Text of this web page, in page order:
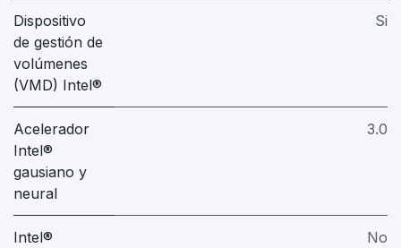
Dispositivo
de gestión de
volúmenes
(VMD) Intel®
Si
Acelerador
Intel®
gausiano y
neural
3.0
Intel® No